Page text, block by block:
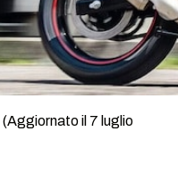
(Aggiornato il 7 luglio